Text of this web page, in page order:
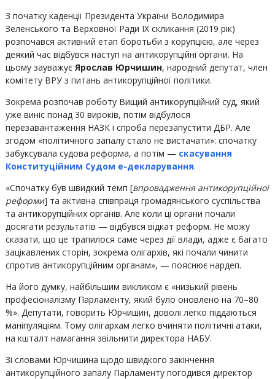
З початку каденції Президента України Володимира
Зеленського та Верховної Ради ІХ скликання (2019 рік)
розпочався активний етап боротьби з корупцією, але через
деякий час відбувся наступ на антикорупційні органи. На
цьому зауважує Ярослав Юрчишин, народний депутат, член
комітету ВРУ з питань антикорупційної політики.
Зокрема розпочав роботу Вищий антикорупційний суд, який
уже виніс понад 30 вироків, потім відбулося
перезавантаження НАЗК і спроба перезапустити ДБР. Але
згодом «політичного запалу стало не вистачати»: спочатку
забуксувала судова реформа, а потім — скасування
Конституційним Судом е-декларування.
«Спочатку був швидкий темп [впровадження антикорупційної
реформи] та активна співпраця громадянського суспільства
та антикорупційних органів. Але коли ці органи почали
досягати результатів — відбувся відкат реформ. Не можу
сказати, що це трапилося саме через дії влади, адже є багато
зацікавлених сторін, зокрема олігархів, які почали чинити
спротив антикорупційним органам», — пояснює нардеп.
На його думку, найбільшим викликом є «низький рівень
професіоналізму Парламенту, який було оновлено на 70–80
%». Депутати, говорить Юрчишин, доволі легко піддаються
маніпуляціям. Тому олігархам легко вчиняти політичні атаки,
на кшталт намагання звільнити директора НАБУ.
Зі словами Юрчишина щодо швидкого закінчення
антикорупційного запалу Парламенту погодився директор